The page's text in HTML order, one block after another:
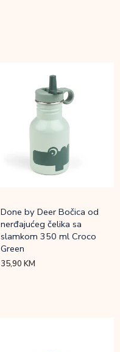
Done by Deer Bočica od
nerđajućeg čelika sa
slamkom 350 ml Croco
Green
35,90KM